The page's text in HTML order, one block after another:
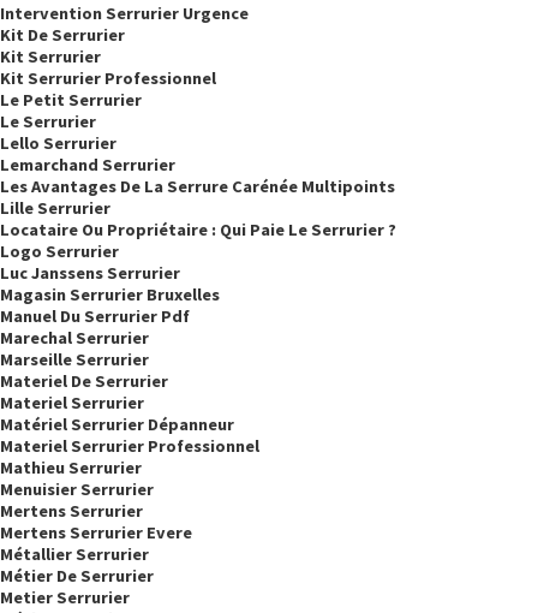
Intervention Serrurier Urgence
Kit De Serrurier
Kit Serrurier
Kit Serrurier Professionnel
Le Petit Serrurier
Le Serrurier
Lello Serrurier
Lemarchand Serrurier
Les Avantages De La Serrure Carénée Multipoints
Lille Serrurier
Locataire Ou Propriétaire : Qui Paie Le Serrurier ?
Logo Serrurier
Luc Janssens Serrurier
Magasin Serrurier Bruxelles
Manuel Du Serrurier Pdf
Marechal Serrurier
Marseille Serrurier
Materiel De Serrurier
Materiel Serrurier
Matériel Serrurier Dépanneur
Materiel Serrurier Professionnel
Mathieu Serrurier
Menuisier Serrurier
Mertens Serrurier
Mertens Serrurier Evere
Métallier Serrurier
Métier De Serrurier
Metier Serrurier